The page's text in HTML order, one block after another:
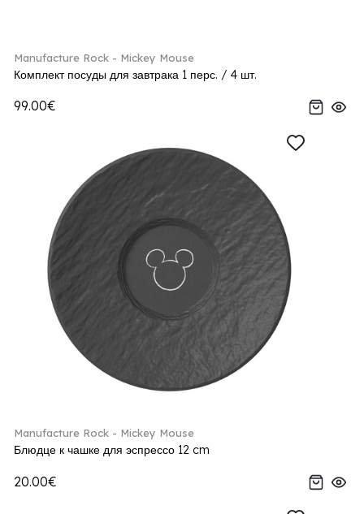
Manufacture Rock - Mickey Mouse
Комплект посуды для завтрака 1 перс. / 4 шт.
99.00€
Manufacture Rock - Mickey Mouse
Блюдце к чашке для эспрессо 12 cm
20.00€